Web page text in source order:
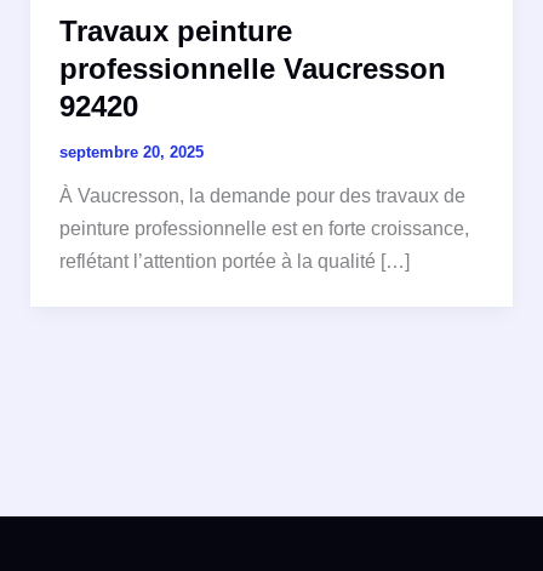
Travaux peinture
professionnelle Vaucresson
92420
septembre 20, 2025
À Vaucresson, la demande pour des travaux de
peinture professionnelle est en forte croissance,
reflétant l’attention portée à la qualité […]